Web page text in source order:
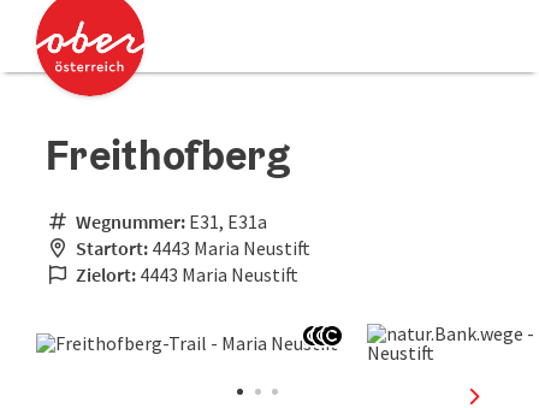
Zum Inhalt
Zum Seitenanfang
Freithofberg
Wegnummer: E31, E31a
Startort: 4443 Maria Neustift
Zielort: 4443 Maria Neustift
Copyright öffnen
Copyright öffnen
Copyright öffnen